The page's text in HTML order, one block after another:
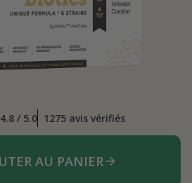
4.8 / 5.0 1275 avis vérifiés
AU PANIER